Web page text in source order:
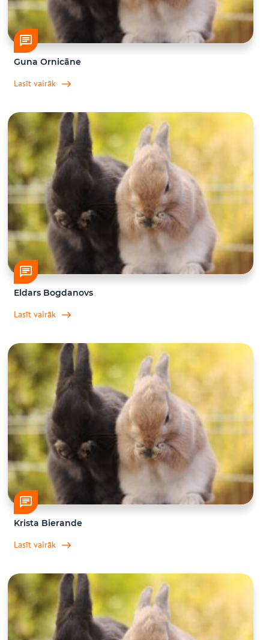
Guna Ornicāne
Lasīt vairāk
Eldars Bogdanovs
Lasīt vairāk
Krista Bierande
Lasīt vairāk